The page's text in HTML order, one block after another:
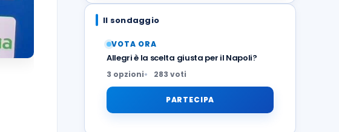
Il sondaggio
VOTA ORA
Allegri è la scelta giusta per il Napoli?
3 opzioni 283 voti
PARTECIPA